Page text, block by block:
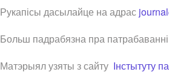
Рукапісы дасылайце на адрас
Больш падрабязна пра патрабаванні
Матэрыял узяты з сайту Інстытуту